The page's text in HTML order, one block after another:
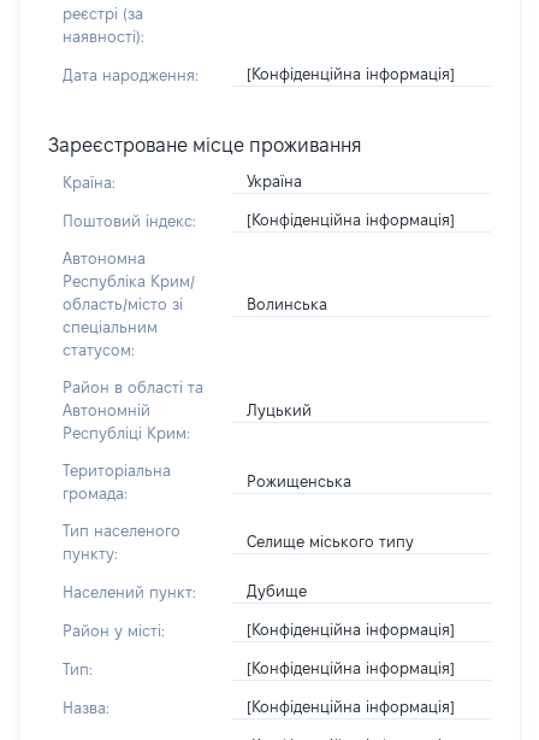
реєстрі (за
наявності):
Дата народження: [Конфіденційна інформація]
Зареєстроване місце проживання
Країна: Україна
Поштовий індекс: [Конфіденційна інформація]
Автономна
Республіка Крим/
область/місто зі
спеціальним
статусом:
Волинська
Район в області та
Автономній
Республіці Крим:
Луцький
Територіальна
громада:
Рожищенська
Тип населеного
пункту:
Селище міського типу
Населений пункт: Дубище
Район у місті: [Конфіденційна інформація]
Тип: [Конфіденційна інформація]
Назва: [Конфіденційна інформація]